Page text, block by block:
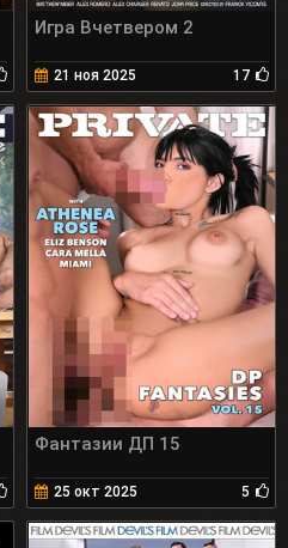
Игра Вчетвером 2
21 ноя 2025 17
Фантазии ДП 15
25 окт 2025 5